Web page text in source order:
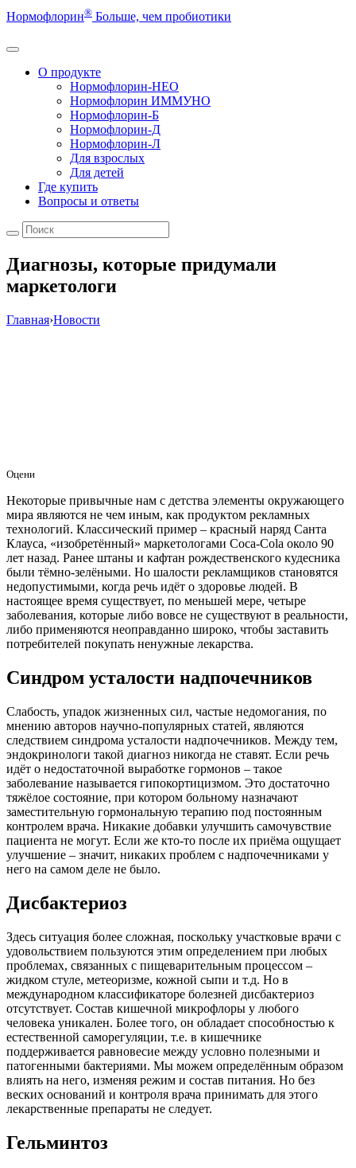
Нормофлорин® Больше, чем пробиотики
О продукте
Нормофлорин-НЕО
Нормофлорин ИММУНО
Нормофлорин-Б
Нормофлорин-Д
Нормофлорин-Л
Для взрослых
Для детей
Где купить
Вопросы и ответы
Диагнозы, которые придумали
маркетологи
Главная›Новости
Оцени
Некоторые привычные нам с детства элементы окружающего
мира являются не чем иным, как продуктом рекламных
технологий. Классический пример – красный наряд Санта
Клауса, «изобретённый» маркетологами Coca-Cola около 90
лет назад. Ранее штаны и кафтан рождественского кудесника
были тёмно-зелёными. Но шалости рекламщиков становятся
недопустимыми, когда речь идёт о здоровье людей. В
настоящее время существует, по меньшей мере, четыре
заболевания, которые либо вовсе не существуют в реальности,
либо применяются неоправданно широко, чтобы заставить
потребителей покупать ненужные лекарства.
Синдром усталости надпочечников
Слабость, упадок жизненных сил, частые недомогания, по
мнению авторов научно-популярных статей, являются
следствием синдрома усталости надпочечников. Между тем,
эндокринологи такой диагноз никогда не ставят. Если речь
идёт о недостаточной выработке гормонов – такое
заболевание называется гипокортицизмом. Это достаточно
тяжёлое состояние, при котором больному назначают
заместительную гормональную терапию под постоянным
контролем врача. Никакие добавки улучшить самочувствие
пациента не могут. Если же кто-то после их приёма ощущает
улучшение – значит, никаких проблем с надпочечниками у
него на самом деле не было.
Дисбактериоз
Здесь ситуация более сложная, поскольку участковые врачи с
удовольствием пользуются этим определением при любых
проблемах, связанных с пищеварительным процессом –
жидком стуле, метеоризме, кожной сыпи и т.д. Но в
международном классификаторе болезней дисбактериоз
отсутствует. Состав кишечной микрофлоры у любого
человека уникален. Более того, он обладает способностью к
естественной саморегуляции, т.е. в кишечнике
поддерживается равновесие между условно полезными и
патогенными бактериями. Мы можем определённым образом
влиять на него, изменяя режим и состав питания. Но без
веских оснований и контроля врача принимать для этого
лекарственные препараты не следует.
Гельминтоз